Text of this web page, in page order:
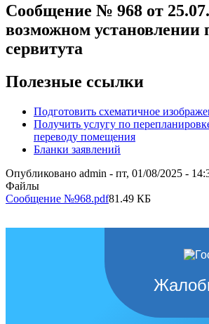
Сообщение № 968 от
возможном установлении
сервитута
Полезные ссылки
Подготовить схематичное
Получить услугу по
переводу помещения
Бланки заявлений
Опубликовано admin - пт, 01/08/2025 -
Файлы
Сообщение №968.pdf81.49 КБ